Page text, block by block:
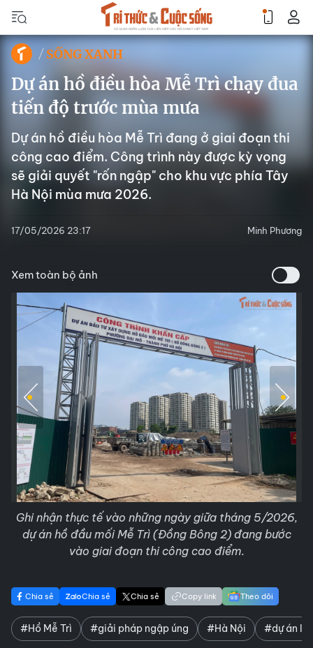
SỐNG XANH
Dự án hồ điều hòa Mễ Trì chạy đua
tiến độ trước mùa mưa
Dự án hồ điều hòa Mễ Trì đang ở giai đoạn thi
công cao điểm. Công trình này được kỳ vọng
sẽ giải quyết "rốn ngập" cho khu vực phía Tây
Hà Nội mùa mưa 2026.
17/05/2026 23:17 Minh Phương
Xem toàn bộ ảnh
Ghi nhận thực tế vào những ngày giữa tháng 5/2026,
dự án hồ đầu mối Mễ Trì (Đồng Bông 2) đang bước
vào giai đoạn thi công cao điểm.
Chia sẻ Chia sẻ Chia sẻ Copy link Theo dõi
#Hồ Mễ Trì #giải pháp ngập úng #Hà Nội #dự án